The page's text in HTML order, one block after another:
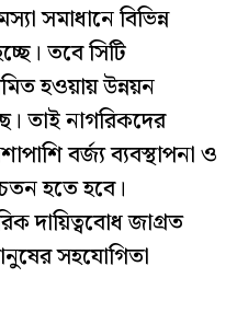
সমাধানে বিভিন্ন
তবে সিটি
হওয়ায় উন্নয়ন
তাই নাগরিকদের
বর্জ্য ব্যবস্থাপনা ও
হতে হবে।
দায়িত্ববোধ জাগ্রত
সহযোগিতা